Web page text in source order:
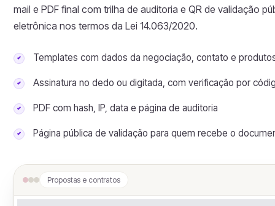
mail e PDF final com trilha de auditoria e QR de validação
eletrônica nos termos da Lei 14.063/2020.
Templates com dados da negociação, contato e
Assinatura no dedo ou digitada, com verificação por
PDF com hash, IP, data e página de auditoria
Página pública de validação para quem recebe o
Propostas e contratos